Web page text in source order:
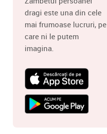
dragi este una din cele
mai frumoase lucruri, pe
care ni le putem
imagina.